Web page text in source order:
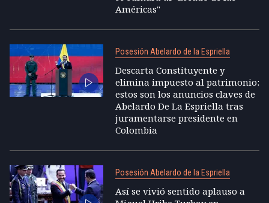
Américas"
Posesión Abelardo de la Espriella
Descarta Constituyente y
elimina impuesto al patrimonio:
estos son los anuncios claves de
Abelardo De La Espriella tras
juramentarse presidente en
Colombia
Posesión Abelardo de la Espriella
Así se vivió sentido aplauso a